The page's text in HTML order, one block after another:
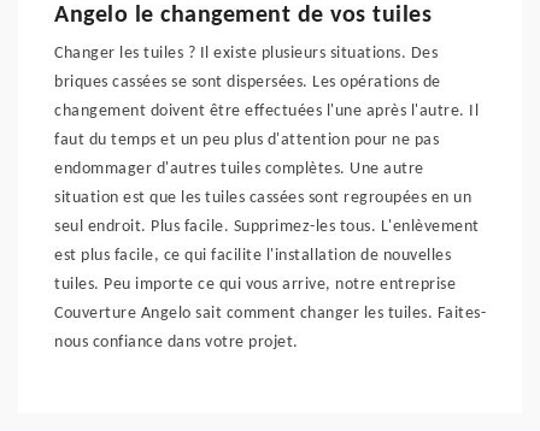
Angelo le changement de vos tuiles
Changer les tuiles ? Il existe plusieurs situations. Des
briques cassées se sont dispersées. Les opérations de
changement doivent être effectuées l'une après l'autre. Il
faut du temps et un peu plus d'attention pour ne pas
endommager d'autres tuiles complètes. Une autre
situation est que les tuiles cassées sont regroupées en un
seul endroit. Plus facile. Supprimez-les tous. L'enlèvement
est plus facile, ce qui facilite l'installation de nouvelles
tuiles. Peu importe ce qui vous arrive, notre entreprise
Couverture Angelo sait comment changer les tuiles. Faites-
nous confiance dans votre projet.